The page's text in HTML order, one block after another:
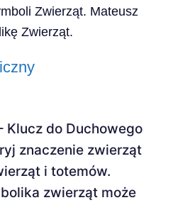
Klucz do Duchowego
znaczenie zwierząt
i totemów.
zwierząt może